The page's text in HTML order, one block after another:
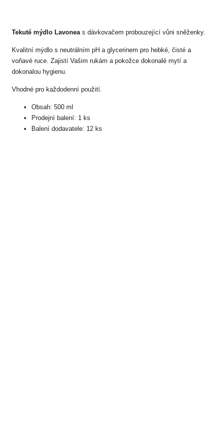
Tekuté mýdlo Lavoneas dávkovačem probouzející vůni sněženky.
Kvalitní mýdlo s neutrálním pH a glycerinem pro hebké, čisté a
voňavé ruce. Zajistí Vašim rukám a pokožce dokonalé mytí a
dokonalou hygienu.
Vhodné pro každodenní použití.
Obsah: 500 ml
Prodejní balení: 1 ks
Balení dodavatele: 12 ks